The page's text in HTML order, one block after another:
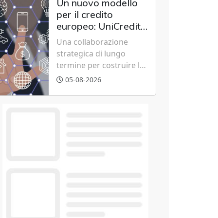
risparmi diretti in
bolletta, offrendo
un'alternativa ideale
soprattutto per chi vive
in appartamento nei
centri urbani.
Un nuovo modello
per il credito
europeo: UniCredit,
Accenture e IBM
scommettono
sull'innovazione
tecnologica
Una collaborazione
strategica di lungo
termine per costruire la
piattaforma bancaria di
05-08-2026